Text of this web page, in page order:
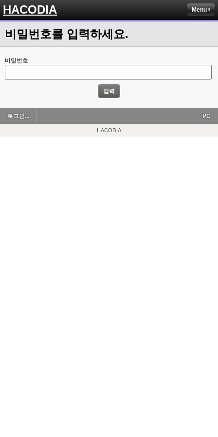
HACODIA Menu
비밀번호를 입력하세요.
비밀번호
입력
로그인... PC
HACODIA